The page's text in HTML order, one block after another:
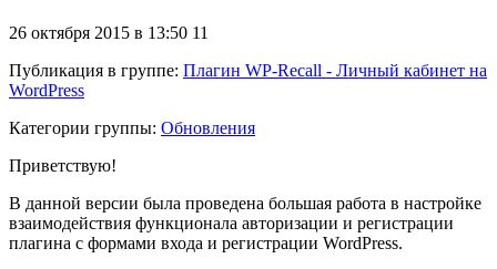
26 октября 2015 в 13:50 11
Публикация в группе: Плагин WP-Recall - Личный кабинет на
WordPress
Категории группы: Обновления
Приветствую!
В данной версии была проведена большая работа в настройке
взаимодействия функционала авторизации и регистрации
плагина с формами входа и регистрации WordPress.